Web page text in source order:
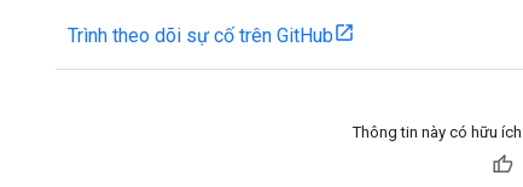
Trình theo dõi sự cố trên GitHub
Thông tin này có hữu